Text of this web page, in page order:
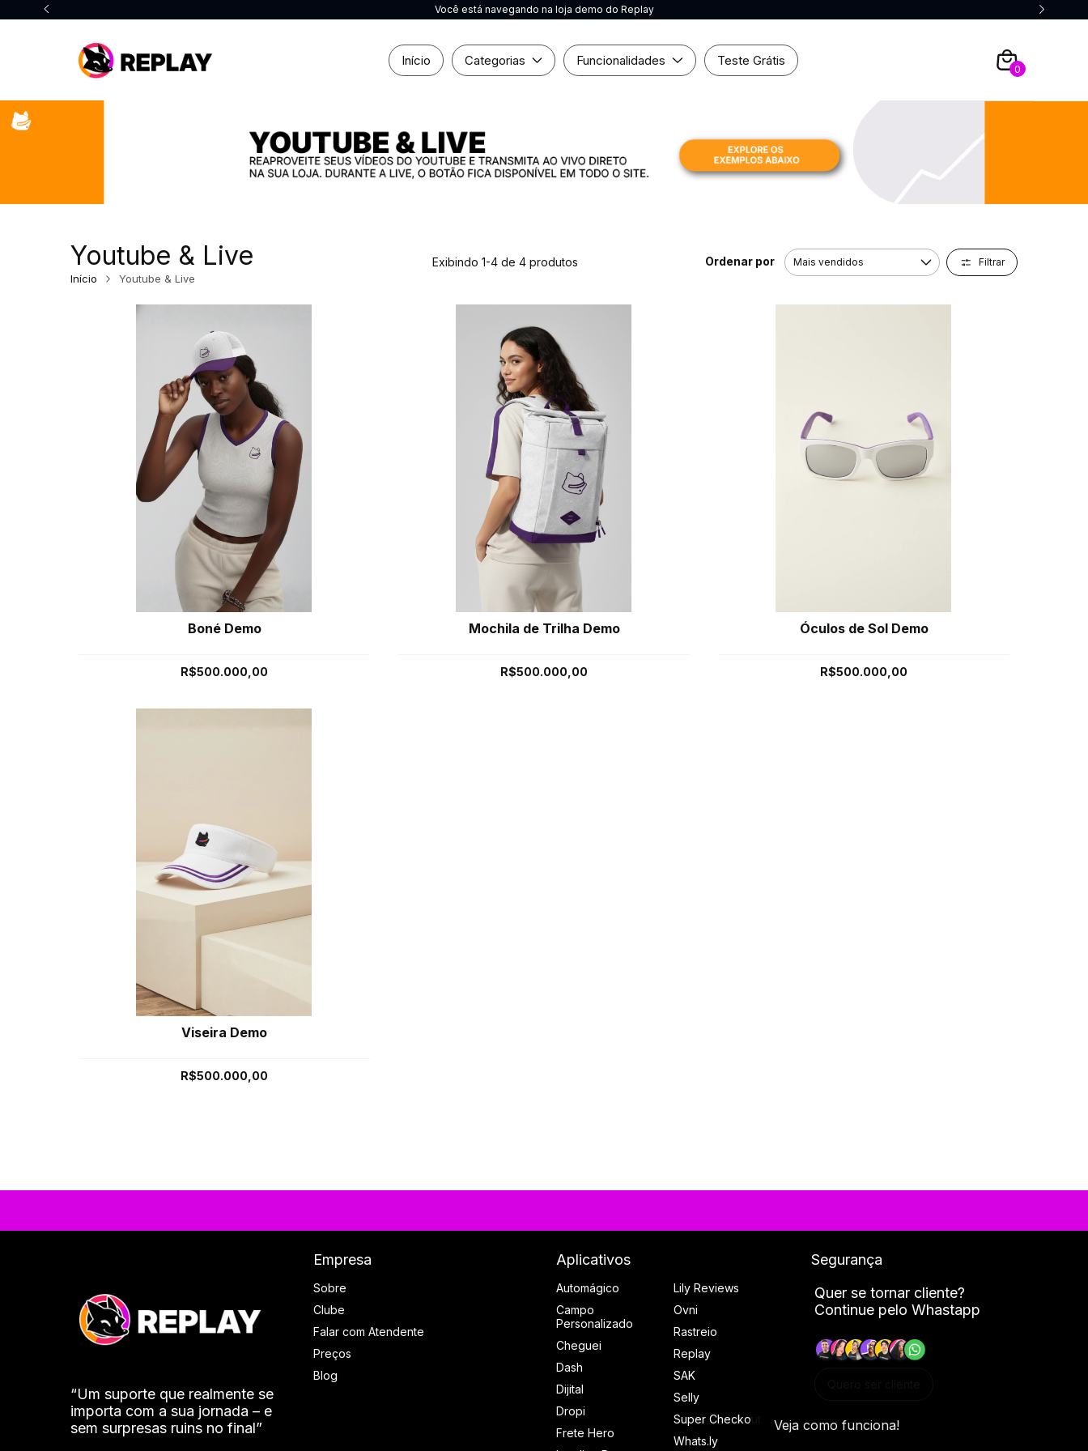
Você está navegando na loja demo do Replay
Início Categorias Funcionalidades Teste Grátis
0
Youtube & Live
Início Youtube & Live
Exibindo 1-4 de 4 produtos Ordenar por Filtrar
Boné Demo
R$500.000,00
Mochila de Trilha Demo
R$500.000,00
Óculos de Sol Demo
R$500.000,00
Viseira Demo
R$500.000,00
“Um suporte que realmente se
importa com a sua jornada – e
sem surpresas ruins no final”
Empresa
Sobre
Clube
Falar com Atendente
Preços
Blog
Aplicativos
Automágico
Campo
Personalizado
Cheguei
Dash
Dijital
Dropi
Frete Hero
Lily Reviews
Ovni
Rastreio
Replay
SAK
Selly
Super Checkout
Whats.ly
Segurança
Quer se tornar cliente?
​Continue pelo Whastapp